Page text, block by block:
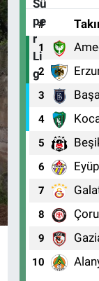
#
1
2
3
4
5
6
7
8
9
10